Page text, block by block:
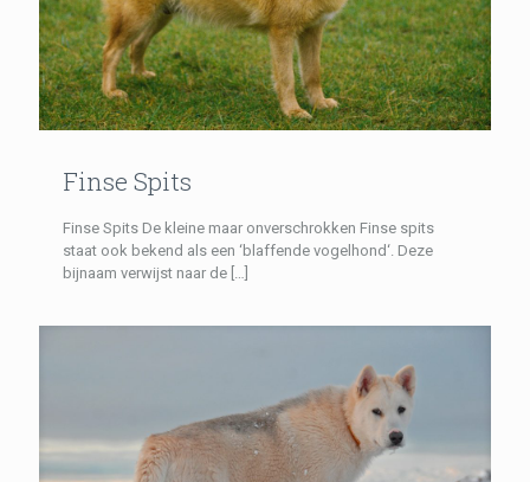
Finse Spits
Finse Spits De kleine maar onverschrokken Finse spits
staat ook bekend als een ‘blaffende vogelhond‘. Deze
bijnaam verwijst naar de […]